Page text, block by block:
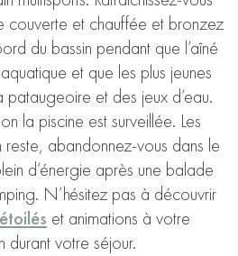
couverte et chauffée et bronzez
du bassin pendant que l’aîné
et que les plus jeunes
pataugeoire et des jeux d’eau.
la piscine est surveillée. Les
abandonnez-vous dans le
d’énergie après une balade
N’hésitez pas à découvrir
et animations à votre
durant votre séjour.